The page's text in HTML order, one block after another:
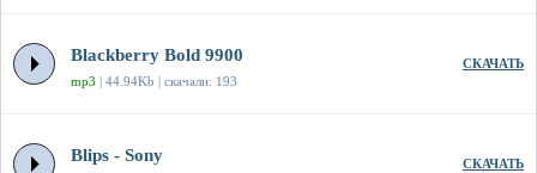
Blackberry Bold 9900
mp3 | 44.94Kb | скачали: 193
СКАЧАТЬ
Blips - Sony СКАЧАТЬ